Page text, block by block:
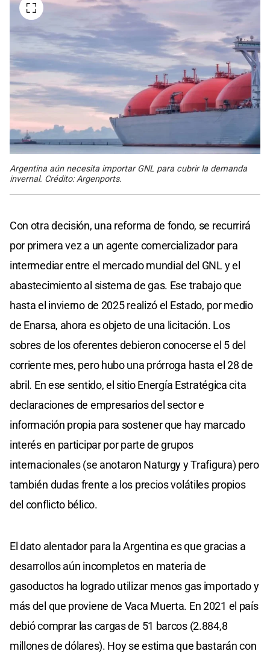
Argentina aún necesita importar GNL para cubrir la demanda
invernal. Crédito: Argenports.
Con otra decisión, una reforma de fondo, se recurrirá
por primera vez a un agente comercializador para
intermediar entre el mercado mundial del GNL y el
abastecimiento al sistema de gas. Ese trabajo que
hasta el invierno de 2025 realizó el Estado, por medio
de Enarsa, ahora es objeto de una licitación. Los
sobres de los oferentes debieron conocerse el 5 del
corriente mes, pero hubo una prórroga hasta el 28 de
abril. En ese sentido, el sitio Energía Estratégica cita
declaraciones de empresarios del sector e
información propia para sostener que hay marcado
interés en participar por parte de grupos
internacionales (se anotaron Naturgy y Trafigura) pero
también dudas frente a los precios volátiles propios
del conflicto bélico.
El dato alentador para la Argentina es que gracias a
desarrollos aún incompletos en materia de
gasoductos ha logrado utilizar menos gas importado y
más del que proviene de Vaca Muerta. En 2021 el país
debió comprar las cargas de 51 barcos (2.884,8
millones de dólares). Hoy se estima que bastarán con